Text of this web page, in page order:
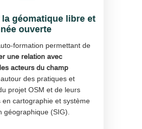
la géomatique libre et
ouverte
formation permettant de
une relation avec
acteurs du champ
autour des pratiques et
projet OSM et de leurs
en cartographie et système
géographique (SIG).